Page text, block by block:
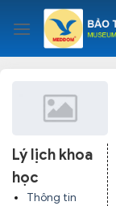
content
Lý lịch khoa
học
Thông tin